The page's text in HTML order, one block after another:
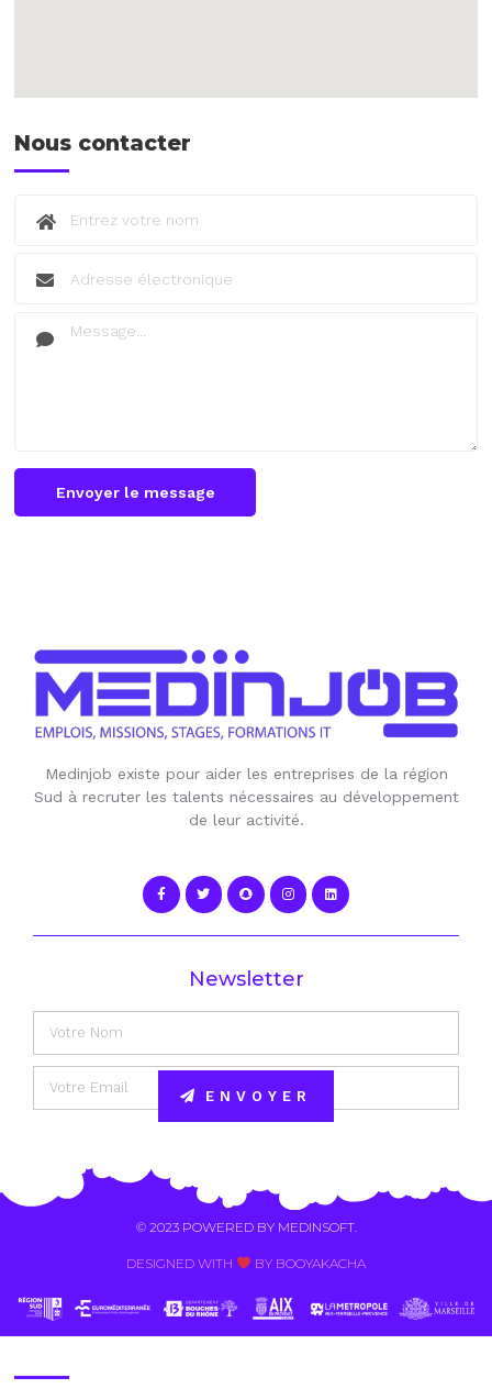
Nous contacter
Envoyer le message
Medinjob existe pour aider les entreprises de la région
Sud à recruter les talents nécessaires au développement
de leur activité.
Newsletter
ENVOYER
© 2023 POWERED BY MEDINSOFT.
DESIGNED WITH BY BOOYAKACHA​